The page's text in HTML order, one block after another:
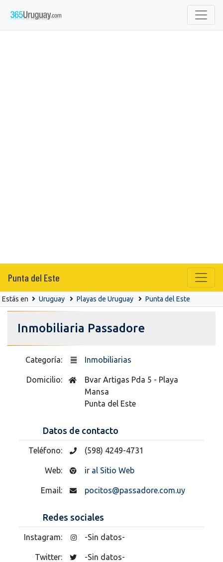
Punta del Este
Estás en Uruguay Playas de Uruguay Punta del Este
Inmobiliaria Passadore
Categoría: Inmobiliarias
Domicilio:
Bvar Artigas Pda 5 - Playa
Mansa
Punta del Este
Datos de contacto
Teléfono: (598) 4249-4731
Web: ir al Sitio Web
Email: pocitos@passadore.com.uy
Redes sociales
Instagram: -Sin datos-
Twitter: -Sin datos-